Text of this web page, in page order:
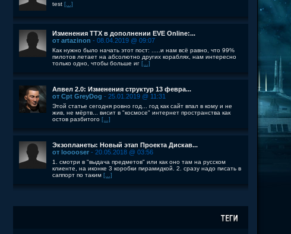
test [...]
Изменения ТТХ в дополнении EVE Online:...
от artazinon - 08.04.2019 @ 09:07
Как нужно было начать этот пост: .....и нам всё равно, что 99%
пилотов летает на абсолютно других кораблях, нам интересно
только одно, чтобы больше иг [...]
Апвел 2.0: Изменения структур 13 февра...
от Cpt GreyDog - 25.01.2019 @ 11:31
Этой статье сегодня ровно год... год как сайт впал в кому и не
жив, не мёртв... висит в "космосе" интернет пространства как
остов разбитого [...]
Экзопланеты: Новый этап Проекта Дискав...
от looooser - 20.05.2018 @ 03:56
1. смотри в "выдача предметов" или как оно там на русском
клиенте, на иконке 3 коробки пирамидкой. 2. сразу надо писать в
саппорт по таким [...]